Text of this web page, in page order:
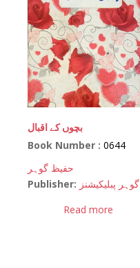
بچوں کے اقبال
Book Number : 0644
حفیظ گوہر
Publisher: گوہر پبلیکیشنز
Read more